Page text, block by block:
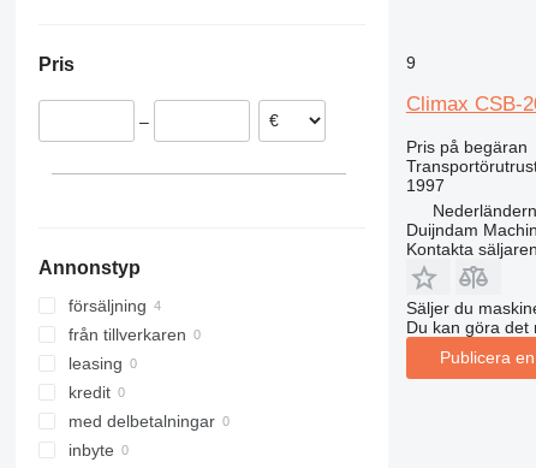
Pris
–
Annonstyp
försäljning
från tillverkaren
leasing
kredit
med delbetalningar
inbyte
9
Climax CSB-
Pris på begäran
1997
Duijndam
Kontakta säljaren
Säljer du
Du kan göra det
Publicera